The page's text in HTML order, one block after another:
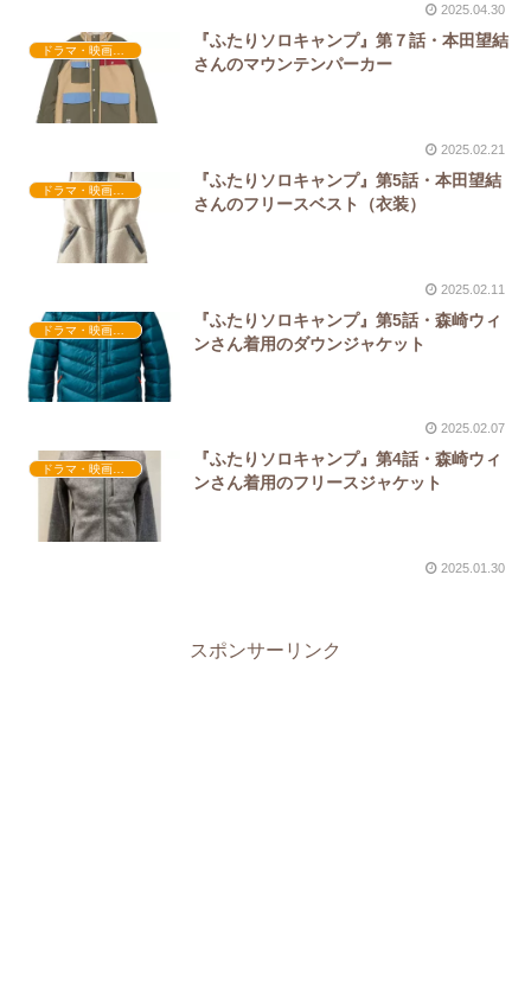
2025.04.30
ドラマ・映画衣装
『ふたりソロキャンプ』第７話・本田望結
さんのマウンテンパーカー
2025.02.21
『ふたりソロキャンプ』第5話・本田望結
さんのフリースベスト（衣装）
2025.02.11
『ふたりソロキャンプ』第5話・森崎ウィ
ンさん着用のダウンジャケット
2025.02.07
ドラマ・映画衣装
『ふたりソロキャンプ』第4話・森崎ウィ
ンさん着用のフリースジャケット
2025.01.30
スポンサーリンク